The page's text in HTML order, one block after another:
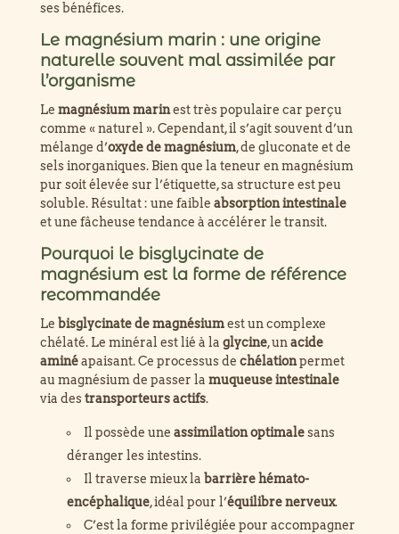
ses bénéfices.
Le magnésium marin : une origine
naturelle souvent mal assimilée par
l’organisme
Le magnésium marinest très populaire car perçu
comme « naturel ». Cependant, il s’agit souvent d’un
mélange d’oxyde de magnésium, de gluconate et de
sels inorganiques. Bien que la teneur en magnésium
pur soit élevée sur l’étiquette, sa structure est peu
soluble. Résultat : une faible absorption intestinale
et une fâcheuse tendance à accélérer le transit.
Pourquoi le bisglycinate de
magnésium est la forme de référence
recommandée
Le bisglycinate de magnésiumest un complexe
chélaté. Le minéral est lié à la glycine, unacide
aminéapaisant. Ce processus de chélationpermet
au magnésium de passer la muqueuse intestinale
via destransporteurs actifs.
Il possède une assimilation optimalesans
déranger les intestins.
Il traverse mieux la barrière hémato-
encéphalique, idéal pour l’équilibre nerveux.
C’est la forme privilégiée pour accompagner